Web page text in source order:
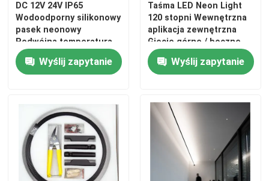
DC 12V 24V IP65
Wodoodporny silikonowy
pasek neonowy
Podwójna temperatura
barwowa
Wyślij zapytanie
Taśma LED Neon Light
120 stopni Wewnętrzna
aplikacja zewnętrzna
Gięcie górne / boczne
Wyślij zapytanie